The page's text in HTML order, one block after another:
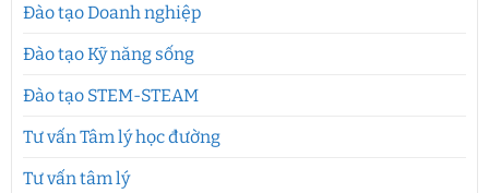
Đào tạo Doanh nghiệp
Đào tạo Kỹ năng sống
Đào tạo STEM-STEAM
Tư vấn Tâm lý học đường
Tư vấn tâm lý